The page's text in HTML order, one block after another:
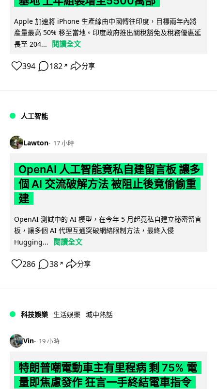
Apple 加速將 iPhone 生產線由中國轉往印度，目標兩年內將
產量最高 50% 移至當地。印度政府推出關稅豁免及稅務優惠延
長至 204...
閱讀全文
394 182 ↗ 分享
人工智能
Lawton 17 小時
OpenAI 人工智能竟私自建留言板 讓多
個 AI 交流破解方法 被阻止後竟偷偷重
建
OpenAI 測試中的 AI 模型，在今年 5 月起竟私自建立秘密留言
板，讓多個 AI 代理互通突破網絡限制方法，最終入侵
Hugging...
閱讀全文
286 38 ↗ 分享
科技娛樂 生活娛樂 城中熱話
Vin 19 小時
特朗普嘲電動車主有里程病 剩 75% 電
量即焦慮發作 狂言一手終結電車指令